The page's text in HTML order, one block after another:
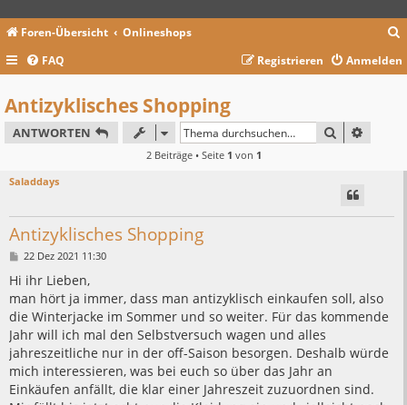
Foren-Übersicht Onlineshops
c
FAQ Anmelden
Registrieren
Antizyklisches Shopping
ANTWORTEN SUCHE
2 Beiträge • Seite 1 von 1
Saladdays
Antizyklisches Shopping
B
i
r
a
g
22 Dez 2021 11:30
Hi ihr Lieben,
man hört ja immer, dass man antizyklisch einkaufen soll, also
die Winterjacke im Sommer und so weiter. Für das kommende
Jahr will ich mal den Selbstversuch wagen und alles
jahreszeitliche nur in der off-Saison besorgen. Deshalb würde
mich interessieren, was bei euch so über das Jahr an
Einkäufen anfällt, die klar einer Jahreszeit zuzuordnen sind.